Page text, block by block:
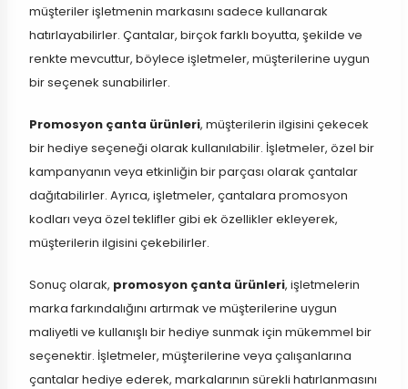
müşteriler işletmenin markasını sadece kullanarak
hatırlayabilirler. Çantalar, birçok farklı boyutta, şekilde ve
renkte mevcuttur, böylece işletmeler, müşterilerine uygun
bir seçenek sunabilirler.
Promosyon çanta ürünleri, müşterilerin ilgisini çekecek
bir hediye seçeneği olarak kullanılabilir. İşletmeler, özel bir
kampanyanın veya etkinliğin bir parçası olarak çantalar
dağıtabilirler. Ayrıca, işletmeler, çantalara promosyon
kodları veya özel teklifler gibi ek özellikler ekleyerek,
müşterilerin ilgisini çekebilirler.
Sonuç olarak, promosyon çanta ürünleri, işletmelerin
marka farkındalığını artırmak ve müşterilerine uygun
maliyetli ve kullanışlı bir hediye sunmak için mükemmel bir
seçenektir. İşletmeler, müşterilerine veya çalışanlarına
çantalar hediye ederek, markalarının sürekli hatırlanmasını